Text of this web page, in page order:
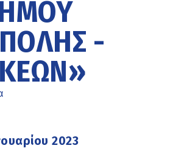
-
2023